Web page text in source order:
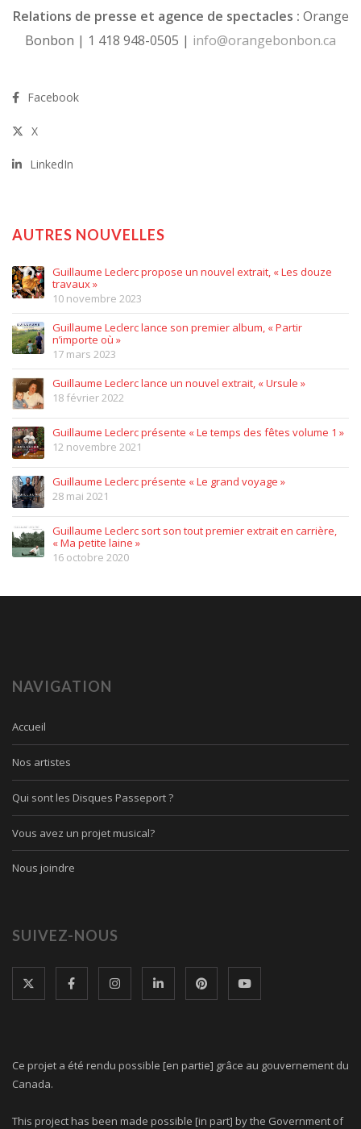
Relations de presse et agence de spectacles : Orange
Bonbon | 1 418 948-0505 | info@orangebonbon.ca
Facebook
X
LinkedIn
AUTRES NOUVELLES
Guillaume Leclerc propose un nouvel extrait, « Les douze
travaux »
10 novembre 2023
Guillaume Leclerc lance son premier album, « Partir
n’importe où »
17 mars 2023
Guillaume Leclerc lance un nouvel extrait, « Ursule »
18 février 2022
Guillaume Leclerc présente « Le temps des fêtes volume 1 »
12 novembre 2021
Guillaume Leclerc présente « Le grand voyage »
28 mai 2021
Guillaume Leclerc sort son tout premier extrait en carrière,
« Ma petite laine »
16 octobre 2020
NAVIGATION
Accueil
Nos artistes
Qui sont les Disques Passeport ?
Vous avez un projet musical?
Nous joindre
SUIVEZ-NOUS
Ce projet a été rendu possible [en partie] grâce au gouvernement du
Canada.
This project has been made possible [in part] by the Government of